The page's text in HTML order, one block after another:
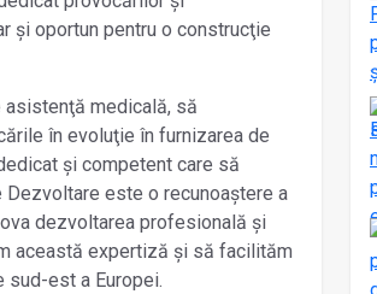
și oportun pentru o construcţie
medicală, să
în evoluţie în furnizarea de
și competent care să
este o recunoaștere a
dezvoltarea profesională și
această expertiză și să facilităm
sud-est a Europei.